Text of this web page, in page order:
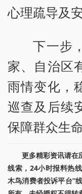
心理疏导及
下一步
家、自治区
雨情变化，
巡查及后续
保障群众生
更多精彩资讯请在
线索，24小时报料热
木鸟消费者投诉平台”